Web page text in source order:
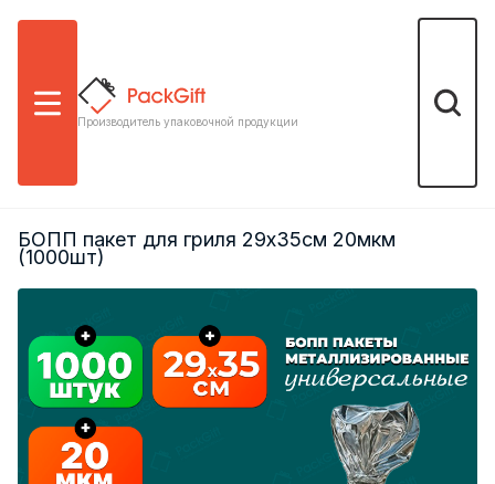
Меню
Производитель упаковочной продукции
Поиск
БОПП пакет для гриля 29х35см 20мкм
(1000шт)